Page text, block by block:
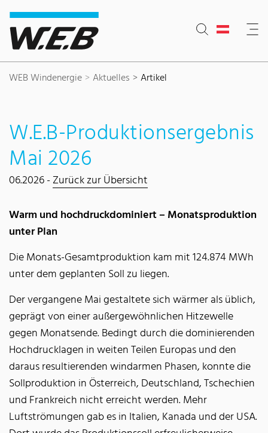
Inhaltsbereich
Suche
Hauptnavigation
Kontakt
Footer
WEB Windenergie Aktuelles Artikel
W.E.B-Produktionsergebnis
Mai 2026
06.2026 -Zurück zur Übersicht
Warm und hochdruckdominiert – Monatsproduktion
unter Plan
Die Monats-Gesamtproduktion kam mit 124.874 MWh
unter dem geplanten Soll zu liegen.
Der vergangene Mai gestaltete sich wärmer als üblich,
geprägt von einer außergewöhnlichen Hitzewelle
gegen Monatsende. Bedingt durch die dominierenden
Hochdrucklagen in weiten Teilen Europas und den
daraus resultierenden windarmen Phasen, konnte die
Sollproduktion in Österreich, Deutschland, Tschechien
und Frankreich nicht erreicht werden. Mehr
Luftströmungen gab es in Italien, Kanada und der USA.